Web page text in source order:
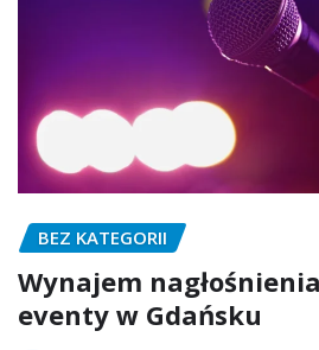
BEZ KATEGORII
Wynajem
eventy w Gdańsku